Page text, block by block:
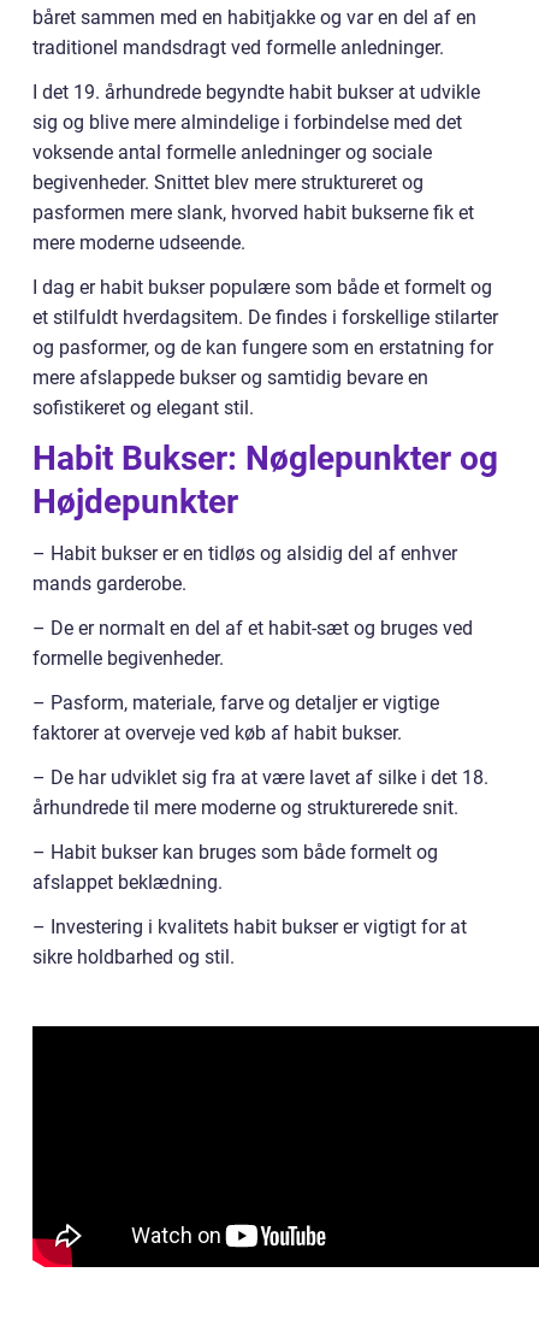
båret sammen med en habitjakke og var en del af en
traditionel mandsdragt ved formelle anledninger.
I det 19. århundrede begyndte habit bukser at udvikle
sig og blive mere almindelige i forbindelse med det
voksende antal formelle anledninger og sociale
begivenheder. Snittet blev mere struktureret og
pasformen mere slank, hvorved habit bukserne fik et
mere moderne udseende.
I dag er habit bukser populære som både et formelt og
et stilfuldt hverdagsitem. De findes i forskellige stilarter
og pasformer, og de kan fungere som en erstatning for
mere afslappede bukser og samtidig bevare en
sofistikeret og elegant stil.
Habit Bukser: Nøglepunkter og
Højdepunkter
– Habit bukser er en tidløs og alsidig del af enhver
mands garderobe.
– De er normalt en del af et habit-sæt og bruges ved
formelle begivenheder.
– Pasform, materiale, farve og detaljer er vigtige
faktorer at overveje ved køb af habit bukser.
– De har udviklet sig fra at være lavet af silke i det 18.
århundrede til mere moderne og strukturerede snit.
– Habit bukser kan bruges som både formelt og
afslappet beklædning.
– Investering i kvalitets habit bukser er vigtigt for at
sikre holdbarhed og stil.